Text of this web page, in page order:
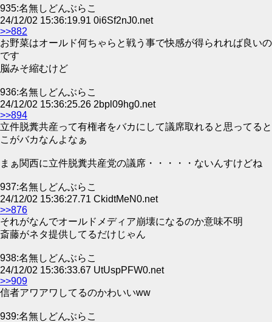
935:名無しどんぶらこ
24/12/02 15:36:19.91 0i6Sf2nJ0.net
>>882
お野菜はオールド何ちゃらと戦う事で快感が得られれば良いの
です
脳みそ縮むけど
936:名無しどんぶらこ
24/12/02 15:36:25.26 2bpl09hg0.net
>>894
立件脱糞共産って有権者をバカにして議席取れると思ってると
こがバカなんよなぁ
まぁ関西に立件脱糞共産党の議席・・・・・ないんすけどね
937:名無しどんぶらこ
24/12/02 15:36:27.71 CkidtMeN0.net
>>876
それがなんでオールドメディア崩壊になるのか意味不明
斎藤がネタ提供してるだけじゃん
938:名無しどんぶらこ
24/12/02 15:36:33.67 UtUspPFW0.net
>>909
信者アワアワしてるのかわいいww
939:名無しどんぶらこ